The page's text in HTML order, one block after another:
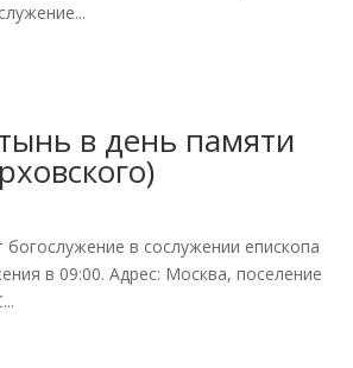
в день памяти
в сослужении епископа
в 09:00. Адрес: Москва, поселение